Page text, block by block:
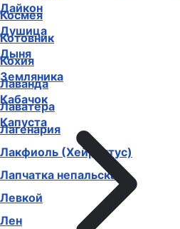
Космея
Котовник
Кохия
Лаванда
Лаватера
Лагенария
Лакфиоль (Хейрантус)
Лапчатка непальская
Левкой
Лен
Дайкон
Душица
Дыня
Земляника
Кабачок
Капуста